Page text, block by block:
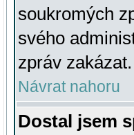
soukromých
svého
zpráv zakázat.
Návrat nahoru
Dostal jsem